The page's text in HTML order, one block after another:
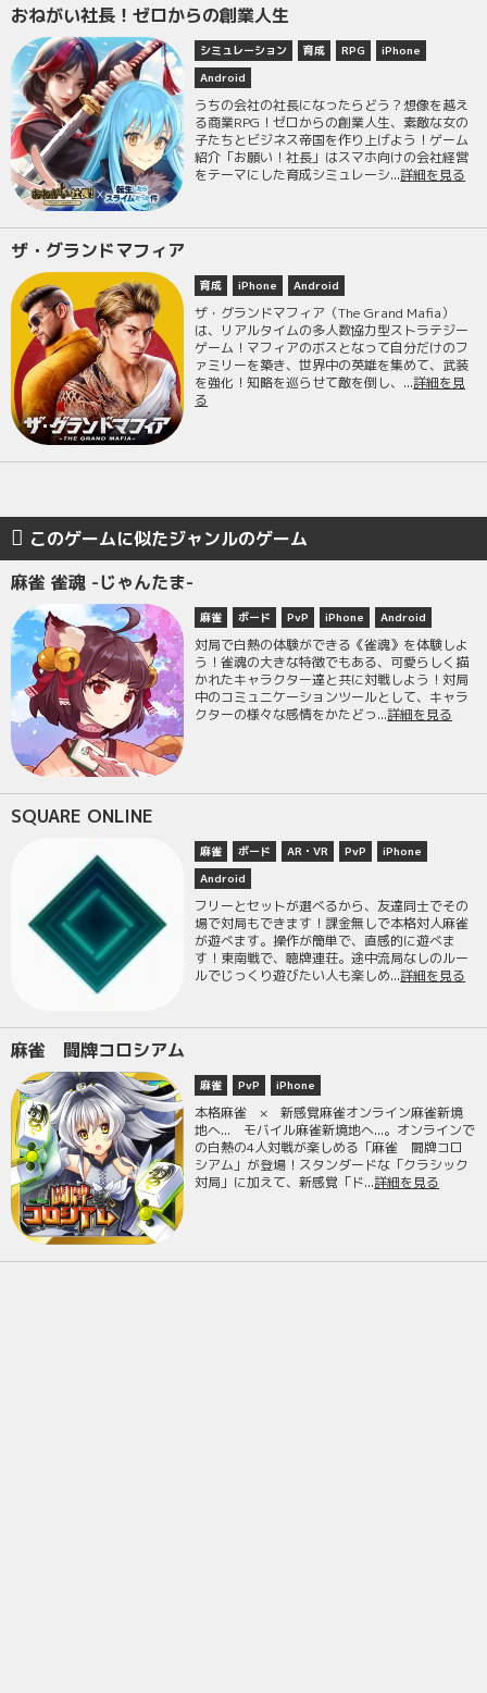
おねがい社長！ゼロからの創業人生
シミュレーション 育成 RPG
iPhone
Android
うちの会社の社長になったらどう？想像を越え
る商業RPG！ゼロからの創業人生、素敵な女の
子たちとビジネス帝国を作り上げよう！ゲーム
紹介「お願い！社長」はスマホ向けの会社経営
をテーマにした育成シミュレーシ...詳細を見る
ザ・グランドマフィア
育成 iPhone Android
ザ・グランドマフィア（The Grand Mafia）
は、リアルタイムの多人数協力型ストラテジー
ゲーム！マフィアのボスとなって自分だけのフ
ァミリーを築き、世界中の英雄を集めて、武装
を強化！知略を巡らせて敵を倒し、...詳細を見
る
このゲームに似たジャンルのゲーム
麻雀 雀魂 -じゃんたま-
麻雀 ボード PvP iPhone Android
対局で白熱の体験ができる《雀魂》を体験しよ
う！雀魂の大きな特徴でもある、可愛らしく描
かれたキャラクター達と共に対戦しよう！対局
中のコミュニケーションツールとして、キャラ
クターの様々な感情をかたどっ...詳細を見る
SQUARE ONLINE
麻雀 ボード AR・VR PvP
iPhone
Android
フリーとセットが選べるから、友達同士でその
場で対局もできます！課金無しで本格対人麻雀
が遊べます。操作が簡単で、直感的に遊べま
す！東南戦で、聴牌連荘。途中流局なしのルー
ルでじっくり遊びたい人も楽しめ...詳細を見る
麻雀 闘牌コロシアム
麻雀 PvP iPhone
本格麻雀 × 新感覚麻雀オンライン麻雀新境
地へ... モバイル麻雀新境地へ...。オンラインで
の白熱の4人対戦が楽しめる「麻雀 闘牌コロ
シアム」が登場！スタンダードな「クラシック
対局」に加えて、新感覚「ド...詳細を見る